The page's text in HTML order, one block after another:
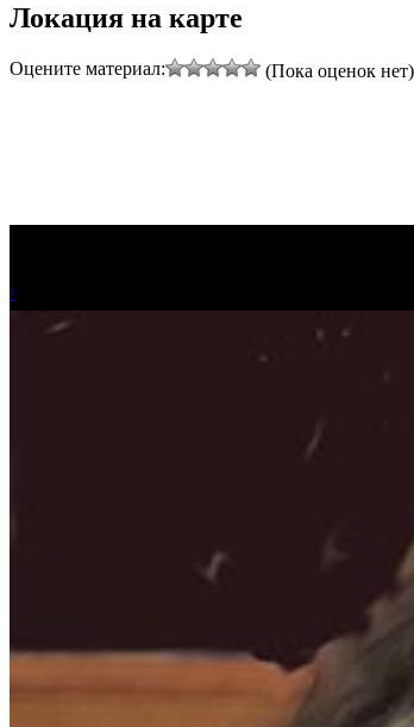
Локация на карте
Оцените материал: (Пока оценок нет)
!